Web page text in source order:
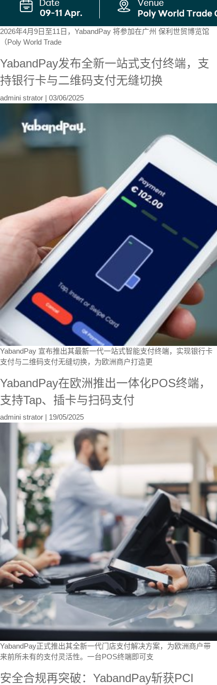
2026年4月9日至11日，YabandPay 将参加在广州 保利世贸博览馆
（Poly World Trade
YabandPay发布全新一站式支付终端，支
持银行卡与二维码支付无缝切换
admini strator | 03/06/2025
YabandPay 宣布推出其最新一代一站式智能支付终端，实现银行卡
支付与二维码支付无缝切换，为欧洲商户打造更
YabandPay在欧洲推出一体化POS终端，
支持Tap、插卡与扫码支付
admini strator | 19/05/2025
YabandPay正式推出其全新一代门店支付解决方案，为欧洲商户带
来前所未有的支付灵活性。一台POS终端即可支
安全合规再突破：YabandPay斩获PCI